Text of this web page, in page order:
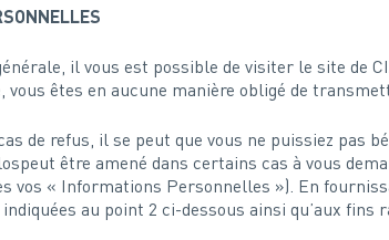
il vous est possible de visiter le site
vous êtes en aucune manière obligé de
de refus, il se peut que vous ne puissiez pas
être amené dans certains cas à vous
vos « Informations Personnelles »). En
au point 2 ci-dessous ainsi qu’aux fins